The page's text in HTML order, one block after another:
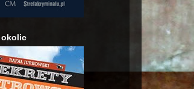
okolic